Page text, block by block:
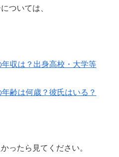
ついては、
収は？出身高校・大学等
齢は何歳？彼氏はいる？
ったら見てください。